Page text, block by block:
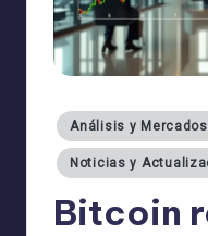
Publicado
en
Análisis y Mercados
Noticias y
Bitcoin